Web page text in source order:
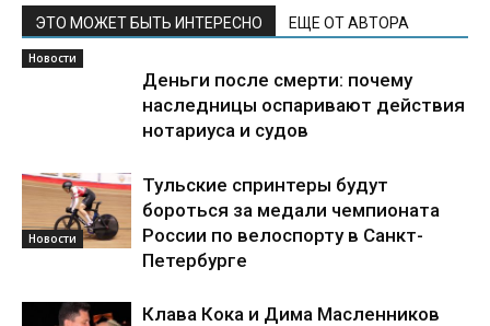
ЭТО МОЖЕТ БЫТЬ ИНТЕРЕСНО ЕЩЕ ОТ АВТОРА
Новости
Деньги после смерти: почему
наследницы оспаривают действия
нотариуса и судов
Новости
Тульские спринтеры будут
бороться за медали чемпионата
России по велоспорту в Санкт-
Петербурге
Клава Кока и Дима Масленников